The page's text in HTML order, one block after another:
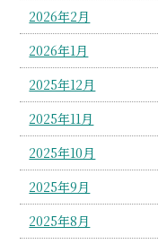
2026年2月
2026年1月
2025年12月
2025年11月
2025年10月
2025年9月
2025年8月